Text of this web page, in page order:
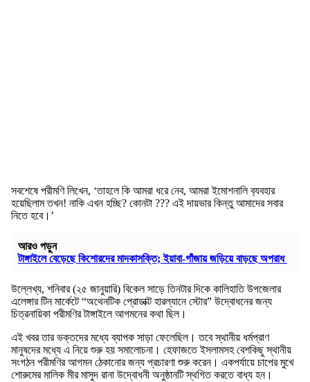
সবশেষে পরীমণি লিখেন, ‘তাহলে কি আমরা ধরে নেব, আমরা ইমোশনালি ব‍্যবহার
হয়েছিলাম তখন! নাকি এখন হচ্ছি? কোনটা ??? এই দায়ভার কিন্তু আমাদের সবার
নিতে হবে।’
আরও পড়ুন
টাঙ্গাইলে বেড়েছে কিশোরদের মাদকাসক্তি; ইয়াবা-গাঁজায় জড়িয়ে বাড়ছে অপরাধ
উল্লেখ্য, শনিবার (২৫ জানুয়ারি) বিকেল সাড়ে তিনটার দিকে কালিহাতি উপজেলার
এলেঙ্গার টিন মার্কেটে “অথেনটিক প্রোডাক্ট হারল্যানে স্টোর” উদ্বোধনের জন্য
চিত্রনায়িকা পরীমণির টাঙ্গাইলে আগমনের কথা ছিল।
এই খবর তার ভক্তদের মধ্যে ব্যাপক সাড়া ফেলেছিল। তবে স্থানীয় ধর্মপ্রাণ
মানুষদের মধ্যে এ নিয়ে শুরু হয় সমালোচনা। হেফাজতে ইসলামসহ বেশকিছু স্থানীয়
সংগঠন পরীমণির আগমন ঠেকানোর জন্য প্রচারণা শুরু করেন। একপর্যায়ে চাপের মুখে
শোরুমের মালিক মীর মাসুদ রানা উদ্বোধনী অনুষ্ঠানটি স্থগিত করতে বাধ্য হন।